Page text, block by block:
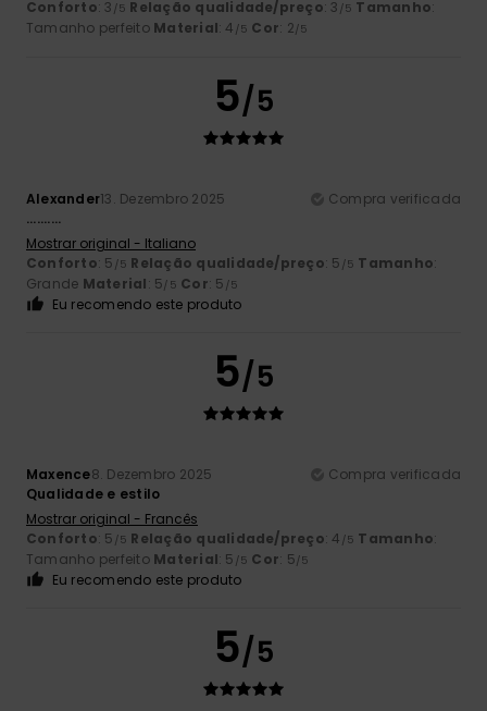
Conforto: 3 /5 Relação qualidade/preço: 3 /5 Tamanho:
Tamanho perfeito Material: 4 /5 Cor: 2/5
5/5
Alexander13. Dezembro 2025
Compra verificada
..........
Mostrar original - Italiano
Conforto: 5 /5 Relação qualidade/preço: 5 /5 Tamanho:
Grande Material: 5/5 Cor: 5 /5
Eu recomendo este produto
5/5
Maxence8. Dezembro 2025
Compra verificada
Qualidade e estilo
Mostrar original - Francês
Conforto: 5 /5 Relação qualidade/preço: 4 /5 Tamanho:
Tamanho perfeito Material: 5 /5 Cor: 5/5
Eu recomendo este produto
5/5